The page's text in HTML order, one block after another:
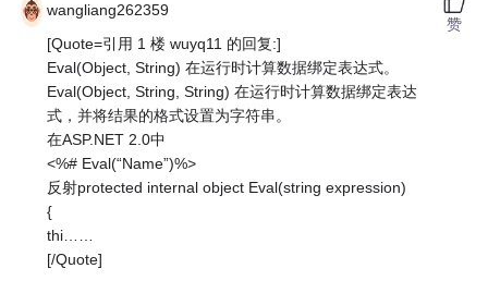
wangliang262359
[Quote=引用 1 楼 wuyq11 的回复:]
Eval(Object, String) 在运行时计算数据绑定表达式。
Eval(Object, String, String) 在运行时计算数据绑定表达
式，并将结果的格式设置为字符串。
在ASP.NET 2.0中
<%# Eval(“Name”)%>
反射protected internal object Eval(string expression)
{
thi……
[/Quote]
赞